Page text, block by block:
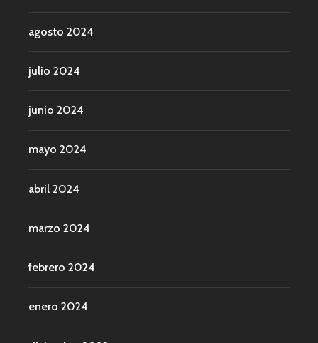
agosto 2024
julio 2024
junio 2024
mayo 2024
abril 2024
marzo 2024
febrero 2024
enero 2024